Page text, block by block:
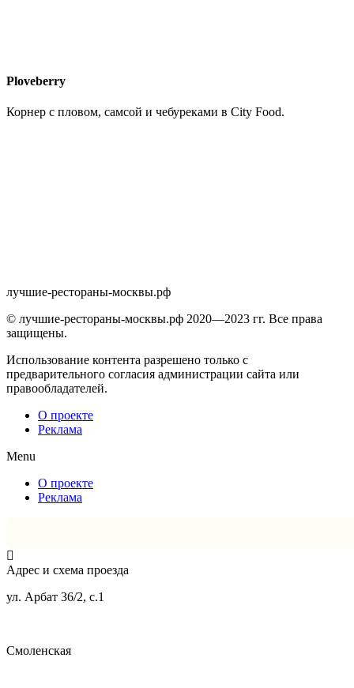
Ploveberry
Корнер с пловом, самсой и чебуреками в City Food.
лучшие-рестораны-москвы.рф
© лучшие-рестораны-москвы.рф 2020—2023 гг. Все права
защищены.
Использование контента разрешено только с
предварительного согласия администрации сайта или
правообладателей.
О проекте
Реклама
Menu
О проекте
Реклама
Адрес и схема проезда
ул. Арбат 36/2, с.1
Смоленская